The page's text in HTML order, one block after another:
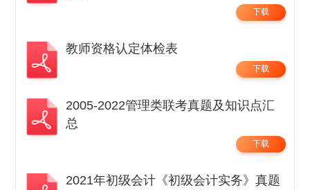
下载
教师资格认定体检表
下载
2005-2022管理类联考真题及知识点汇
总
下载
2021年初级会计《初级会计实务》真题